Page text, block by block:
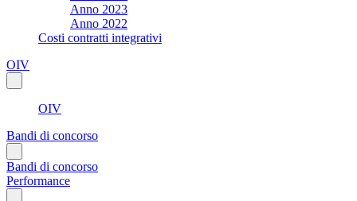
Anno 2023
Anno 2022
Costi contratti integrativi
OIV
OIV
Bandi di concorso
Bandi di concorso
Performance